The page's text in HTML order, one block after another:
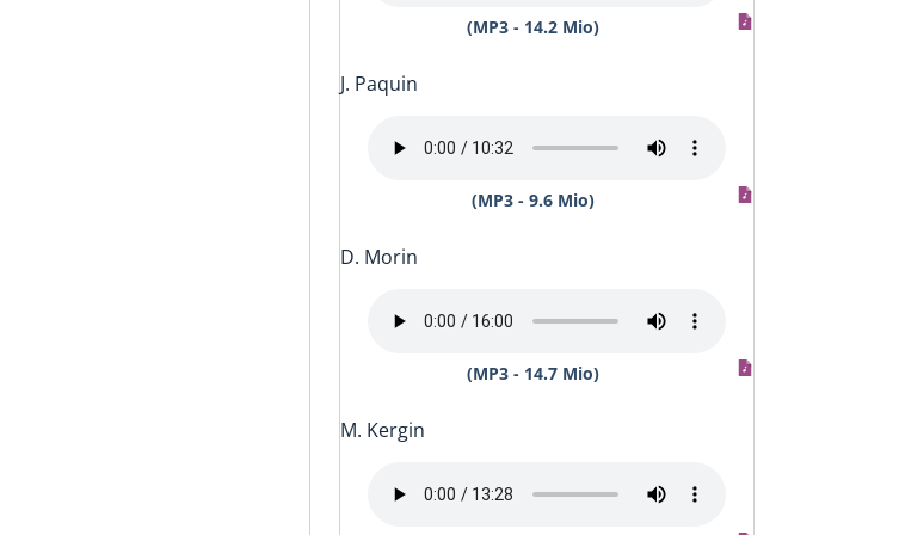
(MP3 - 14.2 Mio)
J. Paquin
(MP3 - 9.6 Mio)
D. Morin
(MP3 - 14.7 Mio)
M. Kergin